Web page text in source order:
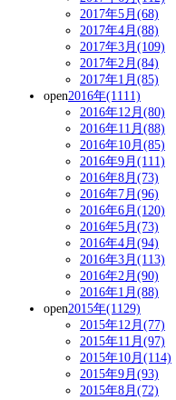
2017年5月(68)
2017年4月(88)
2017年3月(109)
2017年2月(84)
2017年1月(85)
open2016年(1111)
2016年12月(80)
2016年11月(88)
2016年10月(85)
2016年9月(111)
2016年8月(73)
2016年7月(96)
2016年6月(120)
2016年5月(73)
2016年4月(94)
2016年3月(113)
2016年2月(90)
2016年1月(88)
open2015年(1129)
2015年12月(77)
2015年11月(97)
2015年10月(114)
2015年9月(93)
2015年8月(72)